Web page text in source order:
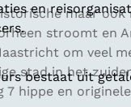
en
bestaat uit
maar
stroomt en
om veel
stad in het
7 hippe en